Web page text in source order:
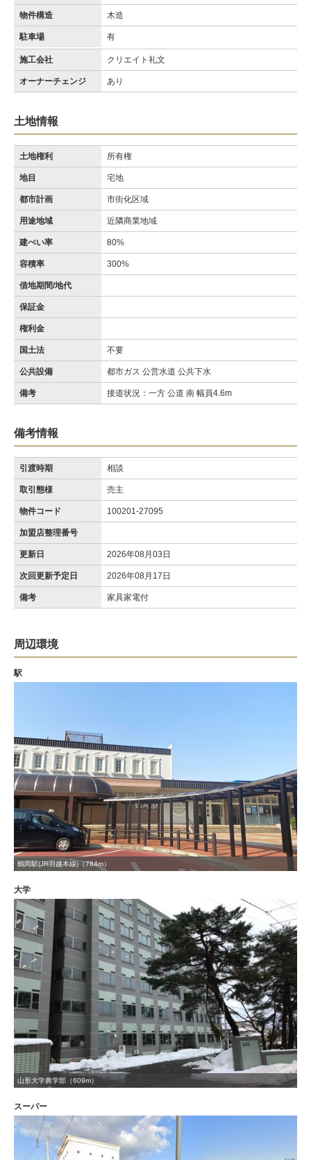
物件構造 木造
駐車場 有
施工会社 クリエイト礼文
オーナーチェンジ あり
土地情報
土地権利 所有権
地目 宅地
都市計画 市街化区域
用途地域 近隣商業地域
建ぺい率 80%
容積率 300%
借地期間/地代
保証金
権利金
国土法 不要
公共設備 都市ガス 公営水道 公共下水
備考 接道状況：一方 公道 南 幅員4.6m
備考情報
引渡時期 相談
取引態様 売主
物件コード 100201-27095
加盟店整理番号
更新日 2026年08月03日
次回更新予定日 2026年08月17日
備考 家具家電付
周辺環境
駅
鶴岡駅(JR羽越本線)（784m）
大学
山形大学農学部（609m）
スーパー